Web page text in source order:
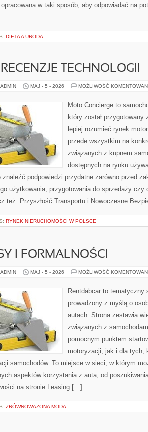
opracowana w taki sposób, aby odpowiadać na
DIETA A URODA
RECENZJE TECHNOLOGII
MAJ - 5 - 2026 MOŻLIWOŚĆ
Moto Concierge to
który został
lepiej rozumieć rynek
przede wszystkim na
związanych z kupnem
dostępnych na rynku
podpowiedzi przydatne zarówno przed
użytkowania, przygotowania do sprzedaży czy
też: Przyszłość Transportu i Nowoczesne
RYNEK NIERUCHOMOŚCI W POLSCE
I FORMALNOŚCI
MAJ - 5 - 2026 MOŻLIWOŚĆ
Rentdabcar to tematyczny
prowadzony z myślą o
autach. Strona zestawia
związanych z
pomocnym punktem
motoryzacji, jak i dla tych,
samochodów. To miejsce w sieci, w którym
aspektów korzystania z auta, od
na stronie Leasing […]
ZRÓWNOWAŻONA MODA